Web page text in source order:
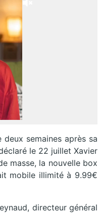
deux semaines après sa
le 22 juillet Xavier
masse, la nouvelle box
mobile illimité à 9.99€
directeur général